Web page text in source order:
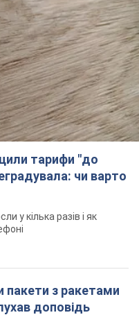
з ракетами
доповідь
кроки
кадрові питання в
потужні вибухи:
дронів